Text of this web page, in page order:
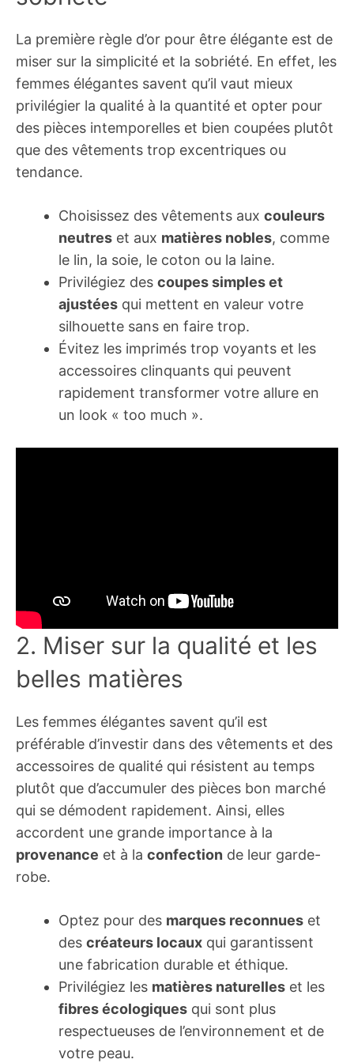
La première règle d’or pour être élégante est de
miser sur la simplicité et la sobriété. En effet, les
femmes élégantes savent qu’il vaut mieux
privilégier la qualité à la quantité et opter pour
des pièces intemporelles et bien coupées plutôt
que des vêtements trop excentriques ou
tendance.
Choisissez des vêtements aux couleurs
neutres et aux matières nobles, comme
le lin, la soie, le coton ou la laine.
Privilégiez des coupes simples et
ajustées qui mettent en valeur votre
silhouette sans en faire trop.
Évitez les imprimés trop voyants et les
accessoires clinquants qui peuvent
rapidement transformer votre allure en
un look « too much ».
2. Miser sur la qualité et les
belles matières
Les femmes élégantes savent qu’il est
préférable d’investir dans des vêtements et des
accessoires de qualité qui résistent au temps
plutôt que d’accumuler des pièces bon marché
qui se démodent rapidement. Ainsi, elles
accordent une grande importance à la
provenance et à la confection de leur garde-
robe.
Optez pour des marques reconnues et
des créateurs locaux qui garantissent
une fabrication durable et éthique.
Privilégiez les matières naturelles et les
fibres écologiques qui sont plus
respectueuses de l’environnement et de
votre peau.